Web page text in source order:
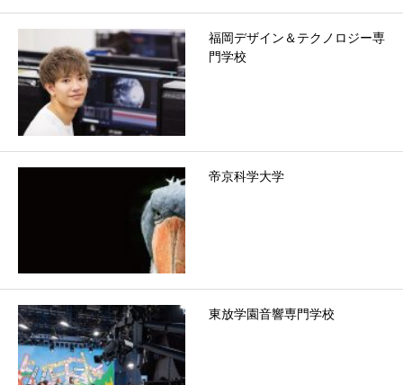
福岡デザイン＆テクノロジー専
門学校
帝京科学大学
東放学園音響専門学校